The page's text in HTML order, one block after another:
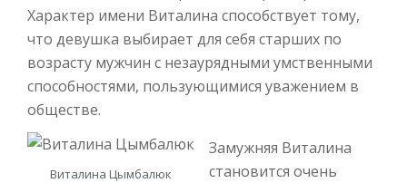
Характер имени Виталина способствует тому,
что девушка выбирает для себя старших по
возрасту мужчин с незаурядными умственными
способностями, пользующимися уважением в
обществе.
Виталина Цымбалюк
Замужняя Виталина
становится очень